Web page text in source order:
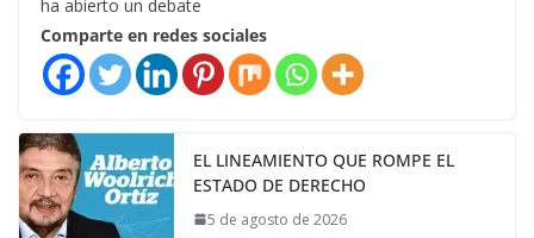
ha abierto un debate
Comparte en redes sociales
EL LINEAMIENTO QUE ROMPE EL
ESTADO DE DERECHO
5 de agosto de 2026